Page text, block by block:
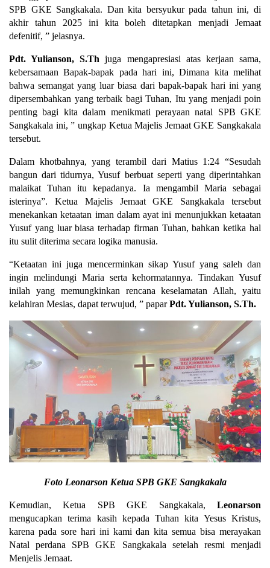
SPB GKE Sangkakala. Dan kita bersyukur pada tahun ini, di
akhir tahun 2025 ini kita boleh ditetapkan menjadi Jemaat
defenitif, ” jelasnya.
Pdt. Yulianson, S.Th juga mengapresiasi atas kerjaan sama,
kebersamaan Bapak-bapak pada hari ini, Dimana kita melihat
bahwa semangat yang luar biasa dari bapak-bapak hari ini yang
dipersembahkan yang terbaik bagi Tuhan, Itu yang menjadi poin
penting bagi kita dalam menikmati perayaan natal SPB GKE
Sangkakala ini, ” ungkap Ketua Majelis Jemaat GKE Sangkakala
tersebut.
Dalam khotbahnya, yang terambil dari Matius 1:24 “Sesudah
bangun dari tidurnya, Yusuf berbuat seperti yang diperintahkan
malaikat Tuhan itu kepadanya. Ia mengambil Maria sebagai
isterinya”. Ketua Majelis Jemaat GKE Sangkakala tersebut
menekankan ketaatan iman dalam ayat ini menunjukkan ketaatan
Yusuf yang luar biasa terhadap firman Tuhan, bahkan ketika hal
itu sulit diterima secara logika manusia.
“Ketaatan ini juga mencerminkan sikap Yusuf yang saleh dan
ingin melindungi Maria serta kehormatannya. Tindakan Yusuf
inilah yang memungkinkan rencana keselamatan Allah, yaitu
kelahiran Mesias, dapat terwujud, ” paparPdt. Yulianson, S.Th.
Foto Leonarson Ketua SPB GKE Sangkakala
Kemudian, Ketua SPB GKE Sangkakala, Leonarson
mengucapkan terima kasih kepada Tuhan kita Yesus Kristus,
karena pada sore hari ini kami dan kita semua bisa merayakan
Natal perdana SPB GKE Sangkakala setelah resmi menjadi
Menjelis Jemaat.